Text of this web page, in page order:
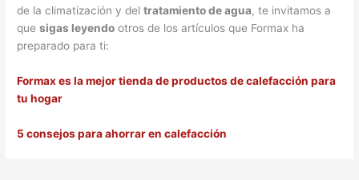
de la climatización y deltratamiento de agua, te invitamos a
quesigas leyendo otros de los artículos que Formax ha
preparado para ti:
Formax es la mejor tienda de productos de calefacción para
tu hogar
5 consejos para ahorrar en calefacción